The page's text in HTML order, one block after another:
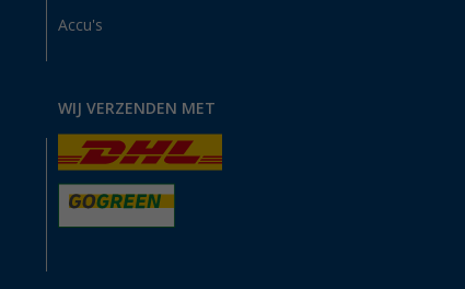
Accu's
WIJ VERZENDEN MET